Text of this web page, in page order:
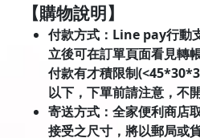
【購物說明】
付款方式：Line pay行動
立後可在訂單頁面看見轉
付款有才積限制
以下，下單前請注意，不
寄送方式：全家便利商店
接受之尺寸，將以郵局或